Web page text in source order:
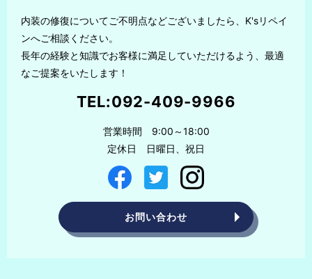
内装の修復についてご不明点などございましたら、K'sリペイ
ンへご相談ください。
長年の経験と知識でお客様に満足していただけるよう、最適
なご提案をいたします！
TEL:092-409-9966
営業時間 9:00～18:00
定休日 日曜日、祝日
お問い合わせ